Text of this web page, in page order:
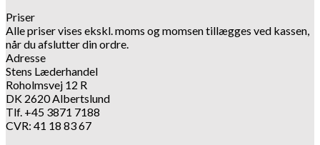
Priser
Alle priser vises ekskl. moms og momsen tillægges ved kassen,
når du afslutter din ordre.
Adresse
Stens Læderhandel
Roholmsvej 12 R
DK 2620 Albertslund
Tlf. +45 3871 7188
CVR: 41 18 83 67